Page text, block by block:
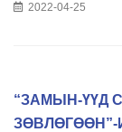
2022-04-25
“ЗАМЫН-ҮҮД